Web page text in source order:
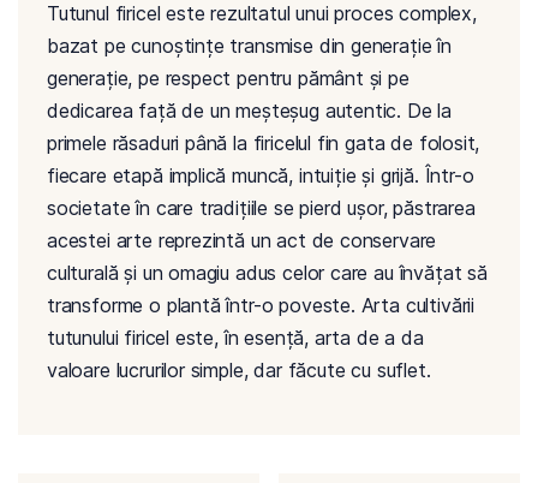
Tutunul firicel este rezultatul unui proces complex,
bazat pe cunoștințe transmise din generație în
generație, pe respect pentru pământ și pe
dedicarea față de un meșteșug autentic. De la
primele răsaduri până la firicelul fin gata de folosit,
fiecare etapă implică muncă, intuiție și grijă. Într-o
societate în care tradițiile se pierd ușor, păstrarea
acestei arte reprezintă un act de conservare
culturală și un omagiu adus celor care au învățat să
transforme o plantă într-o poveste. Arta cultivării
tutunului firicel este, în esență, arta de a da
valoare lucrurilor simple, dar făcute cu suflet.